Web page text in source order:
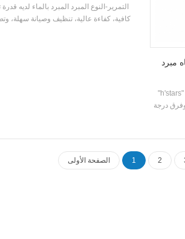
التمرير-النوع المبرد المبرد بالماء لديه قدرة
كافية، كفاءة عالية، تنظيف وصيانة سهلة،
مبرد
"h'stars" المبرد المبرد المبرد من المياه المسمار
درجة
الصفحة الأولى 1 2